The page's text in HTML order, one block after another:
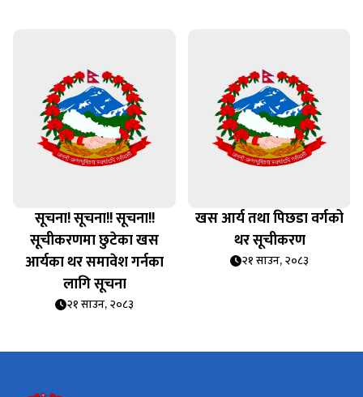
सूचना! सूचना!! सूचना!!
सूचीकरणमा छुटेका खस
आर्यका थर समावेश गर्नका
लागि सूचना
२१ साउन, २०८३
खस आर्य तथा पिछडा वर्गको
थर सूचीकरण
२१ साउन, २०८३